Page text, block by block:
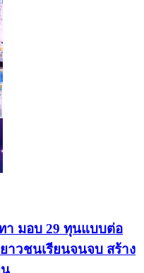
มอบ 29 ทุนแบบต่อ
าวชนเรียนจนจบ สร้าง